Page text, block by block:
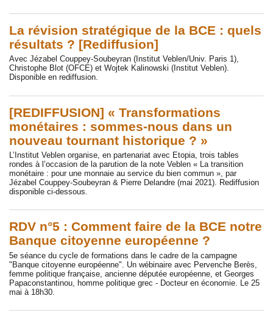
La révision stratégique de la BCE : quels
résultats ? [Rediffusion]
Avec Jézabel Couppey-Soubeyran (Institut Veblen/Univ. Paris 1),
Christophe Blot (OFCE) et Wojtek Kalinowski (Institut Veblen).
Disponible en rediffusion.
[REDIFFUSION] « Transformations
monétaires : sommes-nous dans un
nouveau tournant historique ? »
L’Institut Veblen organise, en partenariat avec Etopia, trois tables
rondes à l’occasion de la parution de la note Veblen « La transition
monétaire : pour une monnaie au service du bien commun », par
Jézabel Couppey-Soubeyran & Pierre Delandre (mai 2021). Rediffusion
disponible ci-dessous.
RDV n°5 : Comment faire de la BCE notre
Banque citoyenne européenne ?
5e séance du cycle de formations dans le cadre de la campagne
"Banque citoyenne européenne". Un wébinaire avec Pervenche Berès,
femme politique française, ancienne députée européenne, et Georges
Papaconstantinou, homme politique grec - Docteur en économie. Le 25
mai à 18h30.